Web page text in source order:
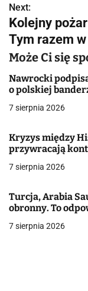
i
g
a
c
j
w
p
i
s
Next:
Kolejny
Tym razem
Może Ci się
Nawrocki
o polskiej
7 sierpnia 2026
Kryzys między
przywracają
7 sierpnia 2026
Turcja, Arabia
obronny. To
7 sierpnia 2026